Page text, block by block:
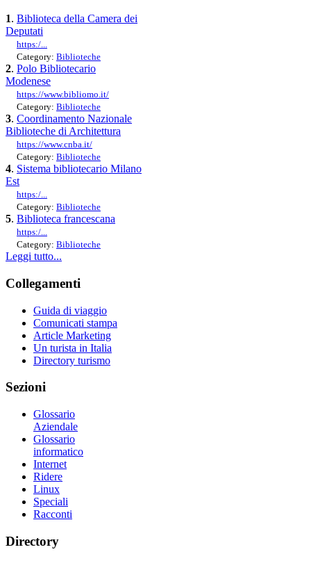
1. Biblioteca della Camera dei
Deputati
https:/...
Category: Biblioteche
2. Polo Bibliotecario
Modenese
https://www.bibliomo.it/
Category: Biblioteche
3. Coordinamento Nazionale
Biblioteche di Architettura
https://www.cnba.it/
Category: Biblioteche
4. Sistema bibliotecario Milano
Est
https:/...
Category: Biblioteche
5. Biblioteca francescana
https:/...
Category: Biblioteche
Leggi tutto...
Collegamenti
Guida di viaggio
Comunicati stampa
Article Marketing
Un turista in Italia
Directory turismo
Sezioni
Glossario
Aziendale
Glossario
informatico
Internet
Ridere
Linux
Speciali
Racconti
Directory